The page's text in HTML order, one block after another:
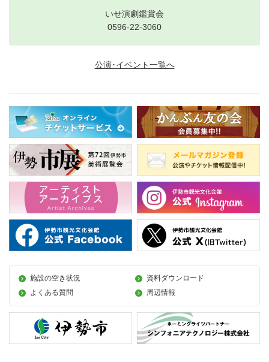
いせ演劇鑑賞会
0596-22-3060
公演･イベント一覧へ
施設の空き状況
資料ダウンロード
よくある質問
周辺情報